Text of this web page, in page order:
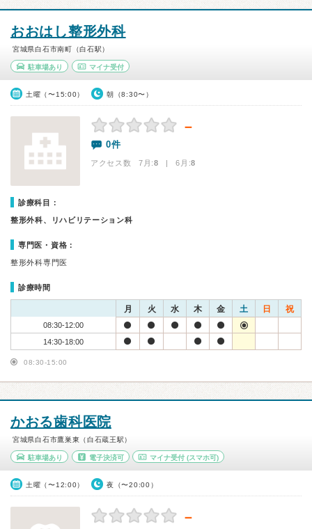
おおはし整形外科
宮城県白石市南町（白石駅）
駐車場あり マイナ受付
土曜（〜15:00） 朝（8:30〜）
－
0件
アクセス数 7月:8 | 6月:8
診療科目：
整形外科、リハビリテーション科
専門医・資格：
整形外科専門医
診療時間
月 火 水 木 金 土 日 祝
08:30-12:00
14:30-18:00
08:30-15:00
かおる歯科医院
宮城県白石市鷹巣東（白石蔵王駅）
駐車場あり 電子決済可 マイナ受付 (スマホ可)
土曜（〜12:00） 夜（〜20:00）
－